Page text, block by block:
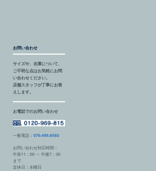
お問い合わせ
サイズや、在庫について、
ご不明な点はお気軽にお問
い合わせください。
店舗スタッフが丁寧にお答
えします。
お電話でのお問い合わせ
一般電話：076-495-8560
お問い合わせ対応時間：
午前11：00 ～ 午後7：30
まで
定休日：水曜日